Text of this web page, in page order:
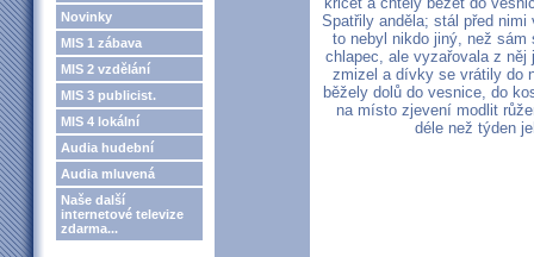
Novinky
MIS 1 zábava
MIS 2 vzdělání
MIS 3 publicist.
MIS 4 lokální
Audia hudební
Audia mluvená
Naše další
internetové televize
zdarma...
Spatřily anděla; stál před
to nebyl nikdo jiný, než sám
chlapec, ale vyzařovala z
zmizel a dívky se vrátily do
běžely dolů do vesnice, do
na místo zjevení modlit
déle než týden